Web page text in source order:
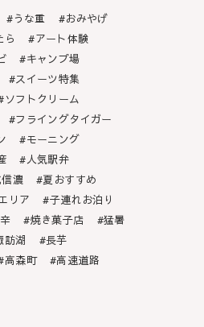
うな重
おみやげ
ら
アート体験
キャンプ場
スイーツ特集
ソフトクリーム
フライングタイガー
モーニング
人気駅弁
濃
夏おすすめ
リア
子連れお泊り
焼き菓子店
猛暑
訪湖
長芋
高森町
高速道路